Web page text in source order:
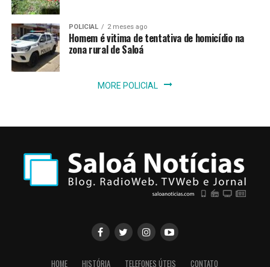
POLICIAL 2 meses ago
Homem é vitima de tentativa de homicídio na
zona rural de Saloá
MORE POLICIAL
HOME HISTÓRIA TELEFONES ÚTEIS CONTATO